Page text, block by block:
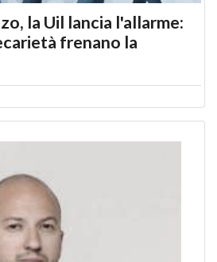
la Uil lancia l'allarme:
frenano la